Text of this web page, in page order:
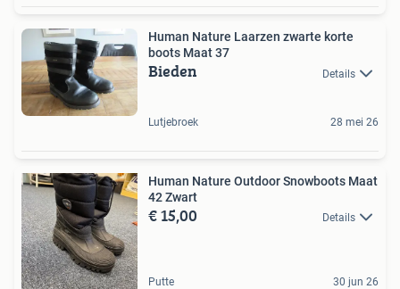
Human Nature Laarzen zwarte korte
boots Maat 37
Bieden Details
Lutjebroek 28 mei 26
Human Nature Outdoor Snowboots Maat
42 Zwart
€ 15,00 Details
Putte 30 jun 26